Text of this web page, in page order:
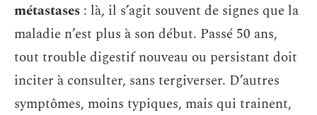
métastases : là, il s’agit souvent de signes que la
maladie n’est plus à son début. Passé 50 ans,
tout trouble digestif nouveau ou persistant doit
inciter à consulter, sans tergiverser. D’autres
symptômes, moins typiques, mais qui trainent,